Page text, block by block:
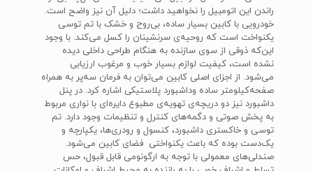
راندن این اتومبیل را نخواهید داشت؛ دلیل آن نیز واضح است.
خودرویی با کابین بسیار ساده، بی‌روح و خشک با تم توسی
یکنواخت است که روحیه‌ی سرنشینان را کسل می‌کند. با وجود
این‌که ذوقی از سوی سازنده به هنگام طراحی داخلی دیده
نشده است، کیفیت لوازم بسیار خوب و مرغوب ارزیابی
می‌شود. از اجزای اصلی کابین می‌توان به فرمان سه‌پر به همراه
صفحه‌کیلومتر ساده وداشبورد پلاستیکی اشاره کرد. در پنل
داشبورد نیز دو دریچه‌ی تهویه‌ی مطبوع دایره‌ای با نواری مربوط
به پخش صوتی و دگمه‌های کنترل و تنظیمات وجود دارد. تم
توسی و خاکستری داشبورد، کنسول و رودری‌ها، یکپارچه و
یک‌دست بوده که باعث یکنواختی فضای کابین می‌شود.
صندلی‌های معمولی با توجه به ارگونومی قابل قبول، حس